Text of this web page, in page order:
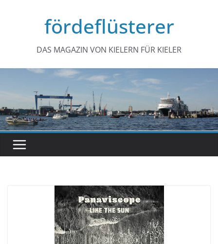
fördeflüsterer
DAS MAGAZIN VON KIELERN FÜR KIELER